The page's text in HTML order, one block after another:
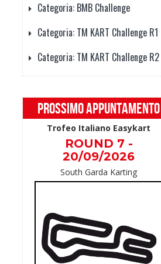
Categoria: BMB Challenge
Categoria: TM KART Challenge R1
Categoria: TM KART Challenge R2
PROSSIMO APPUNTAMENTO
Trofeo Italiano Easykart
ROUND 7 -
20/09/2026
South Garda Karting